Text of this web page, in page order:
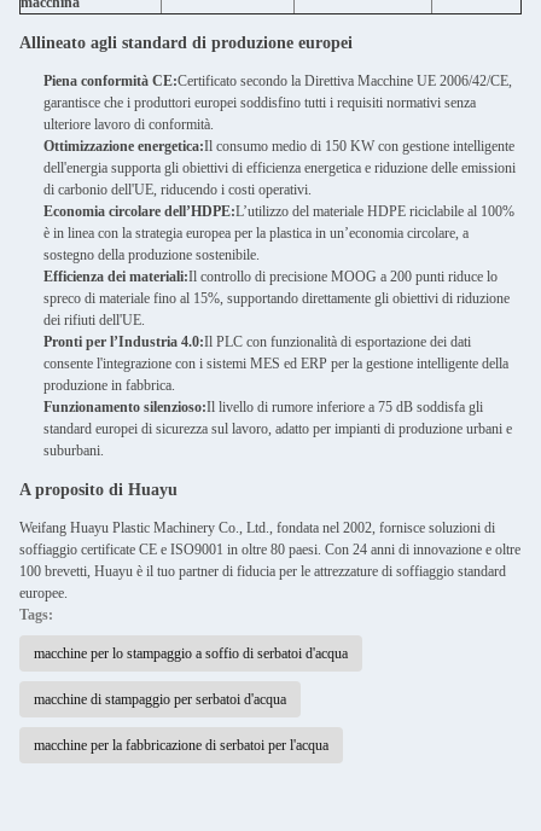
Allineato agli standard di produzione europei
Piena conformità CE:Certificato secondo la Direttiva Macchine UE 2006/42/CE,
garantisce che i produttori europei soddisfino tutti i requisiti normativi senza
ulteriore lavoro di conformità.
Ottimizzazione energetica:Il consumo medio di 150 KW con gestione intelligente
dell'energia supporta gli obiettivi di efficienza energetica e riduzione delle emissioni
di carbonio dell'UE, riducendo i costi operativi.
Economia circolare dell’HDPE:L’utilizzo del materiale HDPE riciclabile al 100%
è in linea con la strategia europea per la plastica in un’economia circolare, a
sostegno della produzione sostenibile.
Efficienza dei materiali:Il controllo di precisione MOOG a 200 punti riduce lo
spreco di materiale fino al 15%, supportando direttamente gli obiettivi di riduzione
dei rifiuti dell'UE.
Pronti per l’Industria 4.0:Il PLC con funzionalità di esportazione dei dati
consente l'integrazione con i sistemi MES ed ERP per la gestione intelligente della
produzione in fabbrica.
Funzionamento silenzioso:Il livello di rumore inferiore a 75 dB soddisfa gli
standard europei di sicurezza sul lavoro, adatto per impianti di produzione urbani e
suburbani.
A proposito di Huayu
Weifang Huayu Plastic Machinery Co., Ltd., fondata nel 2002, fornisce soluzioni di
soffiaggio certificate CE e ISO9001 in oltre 80 paesi. Con 24 anni di innovazione e oltre
100 brevetti, Huayu è il tuo partner di fiducia per le attrezzature di soffiaggio standard
europee.
Tags:
macchine per lo stampaggio a soffio di serbatoi d'acqua
macchine di stampaggio per serbatoi d'acqua
macchine per la fabbricazione di serbatoi per l'acqua